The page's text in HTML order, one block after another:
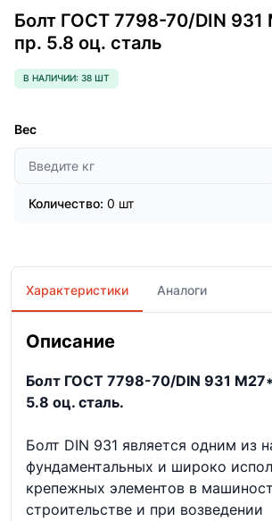
Болт ГОСТ 7798-70/DIN 931
пр. 5.8 оц. сталь
В НАЛИЧИИ: 38 ШТ
Вес
Количество: 0 шт
Характеристики Аналоги
Описание
Болт ГОСТ 7798-70/DIN 931
5.8 оц. сталь.
Болт DIN 931 является одним из
фундаментальных и широко
крепежных элементов в
строительстве и при возведении